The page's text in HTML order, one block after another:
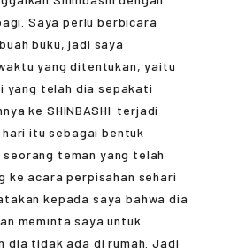
Saya perlu berbicara
buku, jadi saya
yang ditentukan, yaitu
yang telah dia sepakati
ke SHINBASHI terjadi
itu sebagai bentuk
teman yang telah
ke acara perpisahan sehari
kepada saya bahwa dia
meminta saya untuk
dia tidak ada di rumah. Jadi